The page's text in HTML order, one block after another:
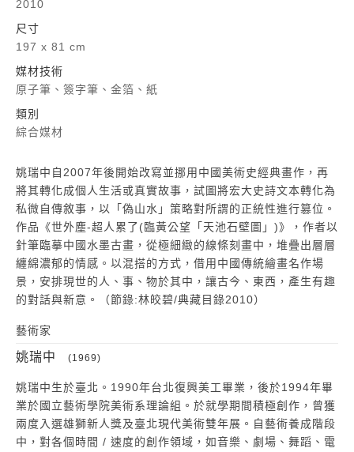
2010
尺寸
197 x 81 cm
媒材技術
原子筆、簽字筆、金箔、紙
類別
綜合媒材
姚瑞中自2007年後開始改寫並挪用中國美術史經典畫作，再
將其轉化成個人生活或真實故事，試圖將宏大史詩文本轉化為
私微自傳敘事，以「偽山水」策略對所謂的正統性進行篡位。
作品《世外塵-超人累了(臨黃公望「天池石壁圖」)》，作者以
針筆臨摹中國水墨古畫，從極細緻的線條刻畫中，堆疊出層層
纏綿濃郁的情感。以混搭的方式，借用中國傳統繪畫名作場
景，安排現世的人、事、物於其中，讓古今、東西，產生有趣
的對話與新意。（節錄:林皎碧/典藏目錄2010）
藝術家
姚瑞中 (1969)
姚瑞中生於臺北。1990年台北復興美工畢業，後於1994年畢
業於國立藝術學院美術系理論組。於就學期間積極創作，曾獲
兩度入選雄獅新人獎及臺北現代美術雙年展。自藝術養成階段
中，對各個時間 / 速度的創作領域，如音樂、劇場、舞蹈、電